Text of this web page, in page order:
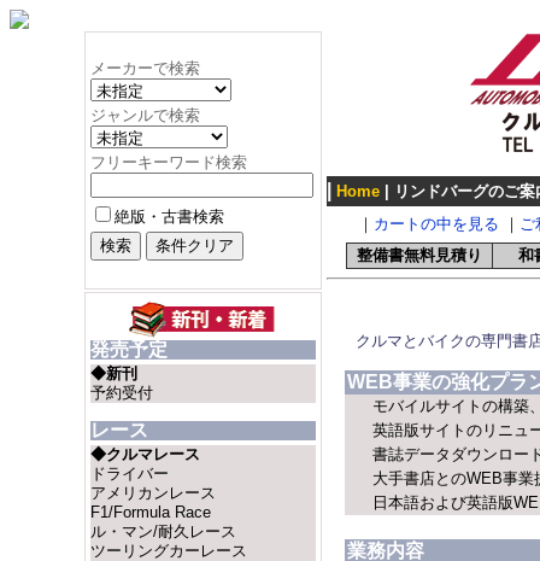
メーカーで検索
ジャンルで検索
フリーキーワード検索
絶版・古書検索
Home
リンドバーグのご案
｜ カートの中を見る ｜ ご
整備書無料見積り
和
発売予定
◆新刊
予約受付
レース
◆クルマレース
ドライバー
アメリカンレース
F1/Formula Race
ル・マン/耐久レース
ツーリングカーレース
クルマとバイクの専門書
WEB事業の強化プラ
モバイルサイトの構築
英語版サイトのリニュ
書誌データダウンロー
大手書店とのWEB事業
日本語および英語版
業務内容